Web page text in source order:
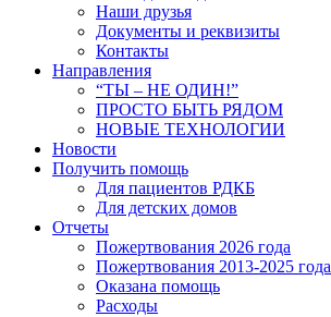
Наши друзья
Документы и реквизиты
Контакты
Направления
“ТЫ – НЕ ОДИН!”
ПРОСТО БЫТЬ РЯДОМ
НОВЫЕ ТЕХНОЛОГИИ
Новости
Получить помощь
Для пациентов РДКБ
Для детских домов
Отчеты
Пожертвования 2026 года
Пожертвования 2013-2025 года
Оказана помощь
Расходы